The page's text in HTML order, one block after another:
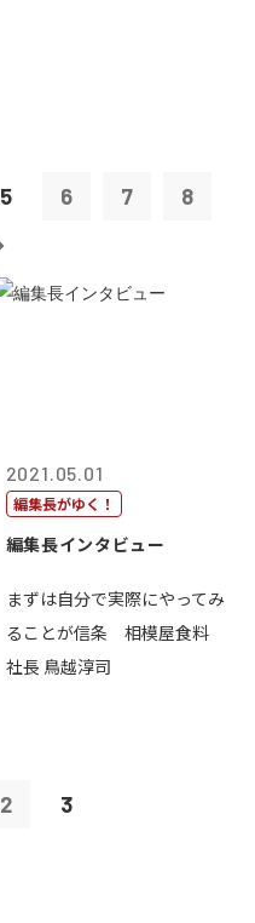
5 6 7 8
2021.05.01
編集長がゆく！
編集長インタビュー
まずは自分で実際にやってみ
ることが信条 相模屋食料
社長 鳥越淳司
2 3